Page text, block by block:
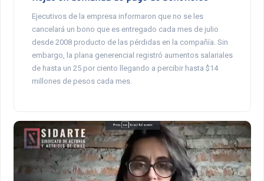
Ejecutivos de la empresa informaron que no se les
cancelará un bono que es entregado cada mes de julio
desde 2008 producto de las pérdidas en la compañía. Sin
embargo, la plana generencial registró aumentos salariales
de hasta un 25 por ciento llegando a percibir hasta $14
millones de pesos cada mes.